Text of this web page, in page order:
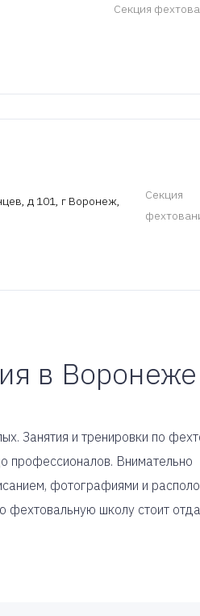
Cекция
д 101, г Воронеж,
Cекция
в Воронеже
Занятия и тренировки по
профессионалов. Внимательно
фотографиями и
школу стоит